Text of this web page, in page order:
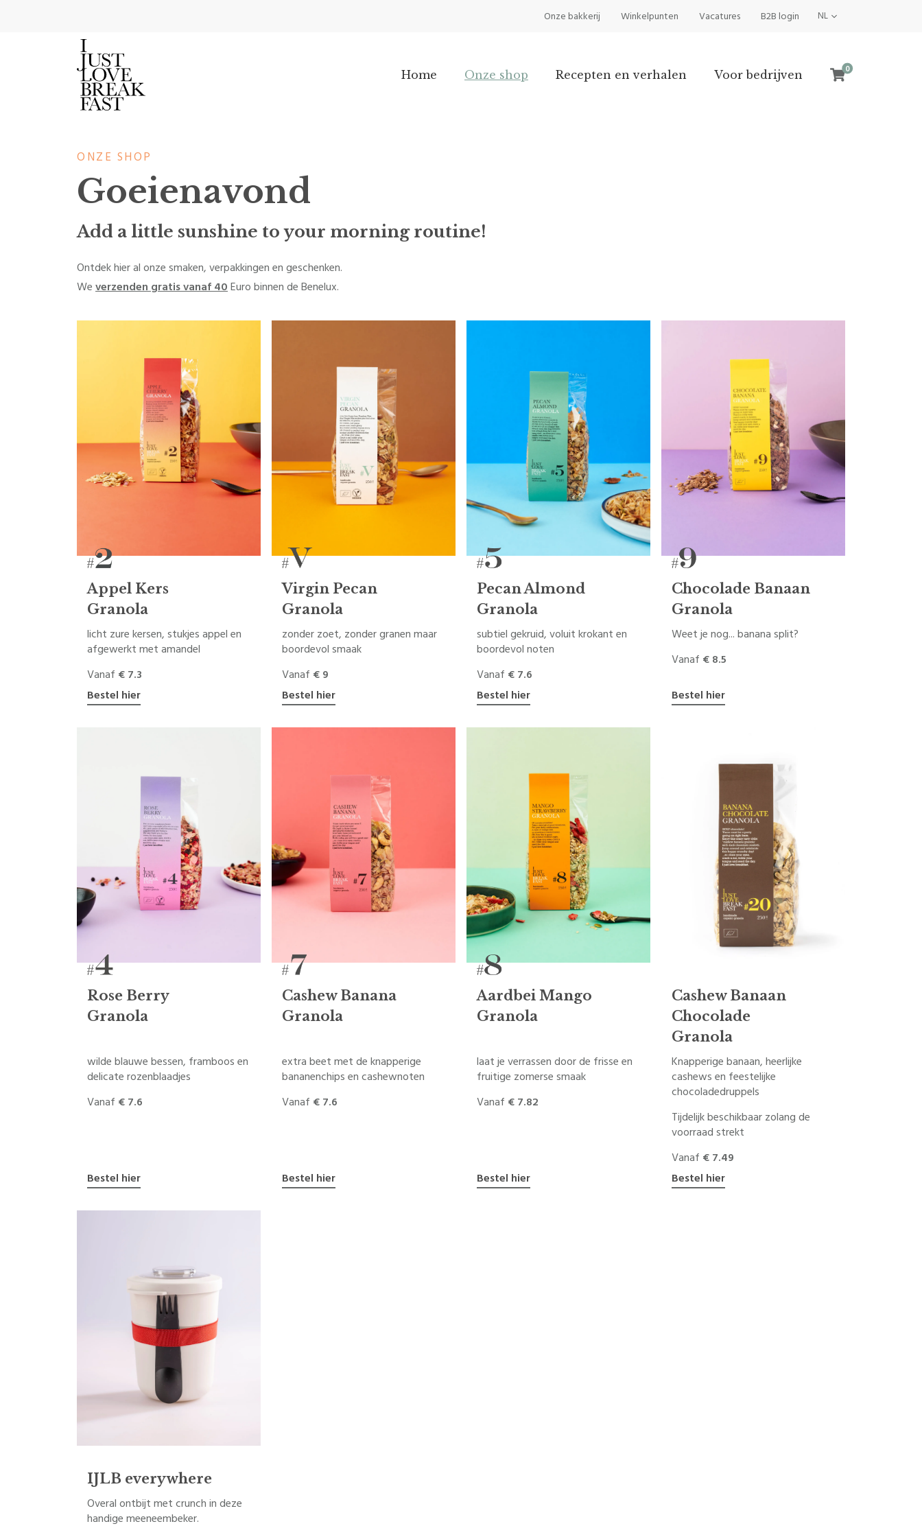
Onze bakkerij Winkelpunten Vacatures B2B login NL
Home Onze shop Recepten en verhalen Voor bedrijven 0
ONZE SHOP
Goeienavond
Add a little sunshine to your morning routine!
Ontdek hier al onze smaken, verpakkingen en geschenken.
We verzenden gratis vanaf 40 Euro binnen de Benelux.
Appel Kers
Granola
licht zure kersen, stukjes appel en
afgewerkt met amandel
Vanaf € 7.3
Bestel hier
Virgin Pecan
Granola
zonder zoet, zonder granen maar
boordevol smaak
Vanaf € 9
Bestel hier
Pecan Almond
Granola
subtiel gekruid, voluit krokant en
boordevol noten
Vanaf € 7.6
Bestel hier
Chocolade Banaan
Granola
Weet je nog... banana split?
Vanaf € 8.5
Bestel hier
Rose Berry
Granola
wilde blauwe bessen, framboos en
delicate rozenblaadjes
Vanaf € 7.6
Bestel hier
Cashew Banana
Granola
extra beet met de knapperige
bananenchips en cashewnoten
Vanaf € 7.6
Bestel hier
Aardbei Mango
Granola
laat je verrassen door de frisse en
fruitige zomerse smaak
Vanaf € 7.82
Bestel hier
Cashew Banaan
Chocolade
Granola
Knapperige banaan, heerlijke
cashews en feestelijke
chocoladedruppels
Tijdelijk beschikbaar zolang de
voorraad strekt
Vanaf € 7.49
Bestel hier
IJLB everywhere
Overal ontbijt met crunch in deze
handige meeneembeker.